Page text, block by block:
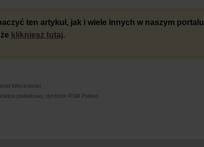
ten artykuł, jak i wiele innych w naszym portalu
klikniesz tutaj.
Więckowski
podatkowy, dyrektor RSM Poland